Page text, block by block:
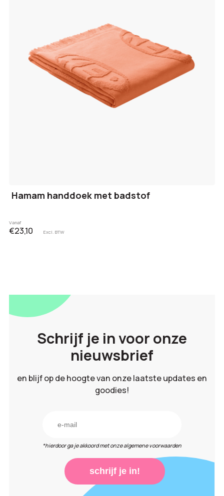
Hamam handdoek met badstof
Vanaf
€23,10 Excl. BTW
Schrijf je in voor onze
nieuwsbrief
en blijf op de hoogte van onze laatste updates en
goodies!
*hierdoor ga je akkoord met onze algemene voorwaarden
schrijf je in!